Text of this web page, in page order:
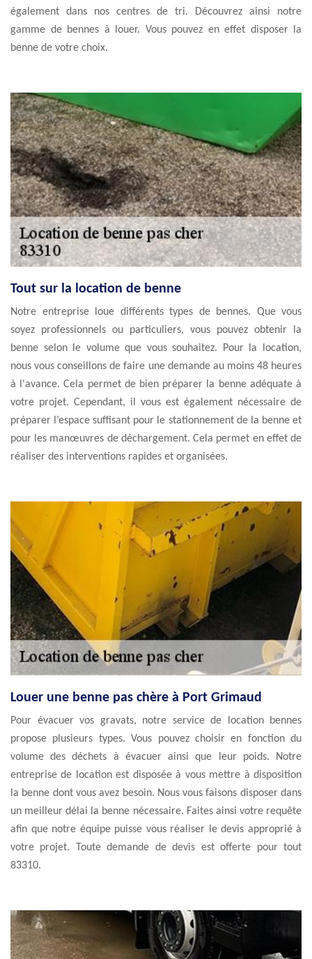
également dans nos centres de tri. Découvrez ainsi notre
gamme de bennes à louer. Vous pouvez en effet disposer la
benne de votre choix.
Tout sur la location de benne
Notre entreprise loue différents types de bennes. Que vous
soyez professionnels ou particuliers, vous pouvez obtenir la
benne selon le volume que vous souhaitez. Pour la location,
nous vous conseillons de faire une demande au moins 48 heures
à l'avance. Cela permet de bien préparer la benne adéquate à
votre projet. Cependant, il vous est également nécessaire de
préparer l’espace suffisant pour le stationnement de la benne et
pour les manœuvres de déchargement. Cela permet en effet de
réaliser des interventions rapides et organisées.
Louer une benne pas chère à Port Grimaud
Pour évacuer vos gravats, notre service de location bennes
propose plusieurs types. Vous pouvez choisir en fonction du
volume des déchets à évacuer ainsi que leur poids. Notre
entreprise de location est disposée à vous mettre à disposition
la benne dont vous avez besoin. Nous vous faisons disposer dans
un meilleur délai la benne nécessaire. Faites ainsi votre requête
afin que notre équipe puisse vous réaliser le devis approprié à
votre projet. Toute demande de devis est offerte pour tout
83310.